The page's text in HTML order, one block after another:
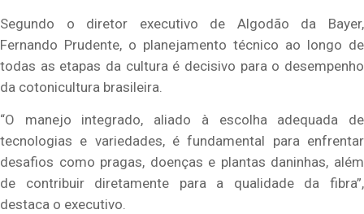
Segundo o diretor executivo de Algodão da Bayer,
Fernando Prudente, o planejamento técnico ao longo de
todas as etapas da cultura é decisivo para o desempenho
da cotonicultura brasileira.
“O manejo integrado, aliado à escolha adequada de
tecnologias e variedades, é fundamental para enfrentar
desafios como pragas, doenças e plantas daninhas, além
de contribuir diretamente para a qualidade da fibra”,
destaca o executivo.